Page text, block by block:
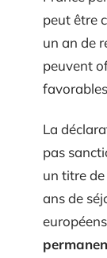
peut être
un an de
peuvent
La
pas
un titre
ans de